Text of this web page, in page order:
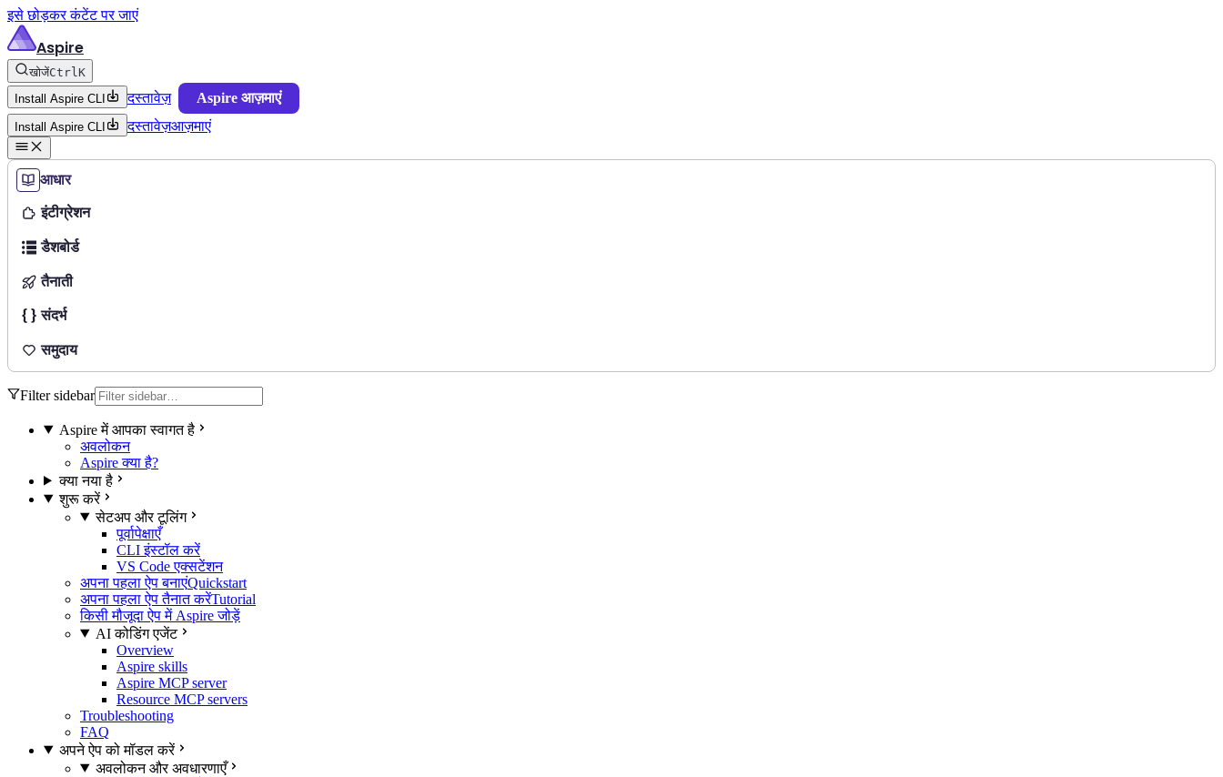
इसे छोड़कर कंटेंट पर जाएं
Aspire
खोजेंCtrlK
Install Aspire CLI
दस्तावेज़ Aspire आज़माएं
Install Aspire CLI दस्तावेज़आज़माएं
आधार
इंटीग्रेशन
डैशबोर्ड
तैनाती
संदर्भ
समुदाय
Filter sidebar
Aspire में आपका स्वागत है
अवलोकन
Aspire क्या है?
क्या नया है
शुरू करें
सेटअप और टूलिंग
पूर्वापेक्षाएँ
CLI इंस्टॉल करें
VS Code एक्सटेंशन
अपना पहला ऐप बनाएंQuickstart
अपना पहला ऐप तैनात करेंTutorial
किसी मौजूदा ऐप में Aspire जोड़ें
AI कोडिंग एजेंट
Overview
Aspire skills
Aspire MCP server
Resource MCP servers
Troubleshooting
FAQ
अपने ऐप को मॉडल करें
अवलोकन और अवधारणाएँ